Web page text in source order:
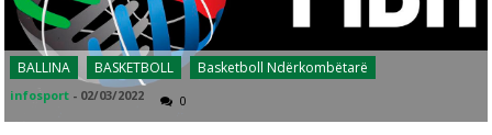
BALLINA BASKETBOLL Basketboll Ndërkombëtarë
infosport - 02/03/2022 0